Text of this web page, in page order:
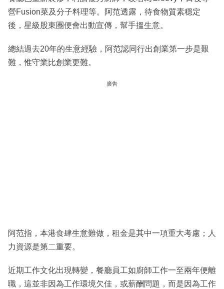
營Fusion菜及分子料理等。阿范透露，待食物質素穩定
後，星級股東團便會出動宣傳，幫手搵生意。
總結過去20年的生意經驗，阿范認同行出創業第一步是艱
難，惟守業比創業更難。
廣告
阿范指，本港食肆生意難做，租金是其中一項重大考慮；人
力資源是第二重要。
近期工作文化出現轉變，餐廳員工如廚師工作一至兩年便離
職，這並非因為工作環境欠佳，或薪酬問題，而是因為工作